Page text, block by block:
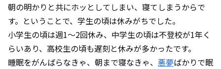
朝の明かりと共にホッとしてしまい、寝てしまうからで
す。ということで、学生の頃は休みがちでした。
小学生の頃は週1～2回休み、中学生の頃は不登校が1年く
らいあり、高校生の頃も遅刻と休みが多かったです。
睡眠をがんばらなきゃ、朝まで寝なきゃ、 悪夢ばかりで眠